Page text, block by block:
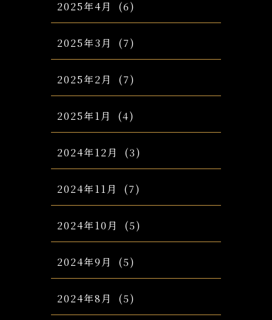
2025年4月 (6)
2025年3月 (7)
2025年2月 (7)
2025年1月 (4)
2024年12月 (3)
2024年11月 (7)
2024年10月 (5)
2024年9月 (5)
2024年8月 (5)